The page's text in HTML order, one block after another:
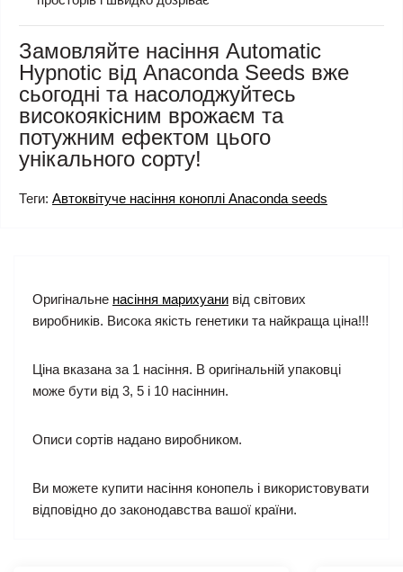
Замовляйте насіння Automatic
Hypnotic від Anaconda Seeds вже
сьогодні та насолоджуйтесь
високоякісним врожаєм та
потужним ефектом цього
унікального сорту!
Теги: Автоквітуче насіння коноплі Anaconda seeds
Оригінальне насіння марихуани від світових
виробників. Висока якість генетики та найкраща ціна!!!
Ціна вказана за 1 насіння. В оригінальній упаковці
може бути від 3, 5 і 10 насіннин.
Описи сортів надано виробником.
Ви можете купити насіння конопель і використовувати
відповідно до законодавства вашої країни.